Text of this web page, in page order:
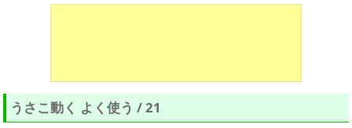
うさこ動く よく使う / 21